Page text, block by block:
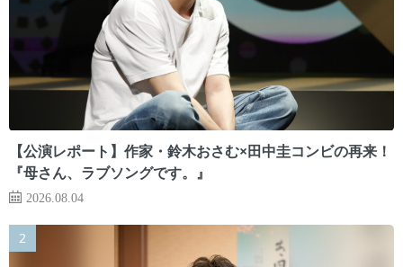
【公演レポート】作家・鈴木おさむ×田中圭コンビの再来！
『母さん、ラブソングです。』
2026.08.04